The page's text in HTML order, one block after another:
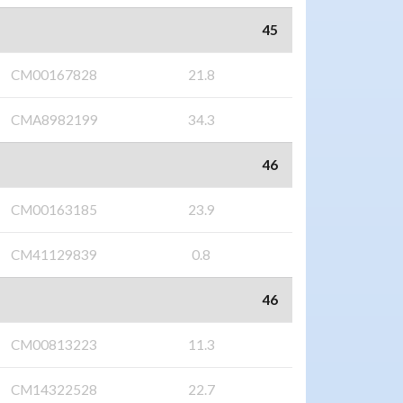
45
CM00167828 21.8
CMA8982199 34.3
46
CM00163185 23.9
CM41129839 0.8
46
CM00813223 11.3
CM14322528 22.7